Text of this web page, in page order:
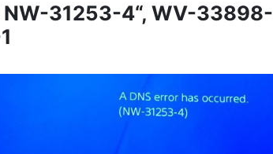
NW-31253-4“, WV-